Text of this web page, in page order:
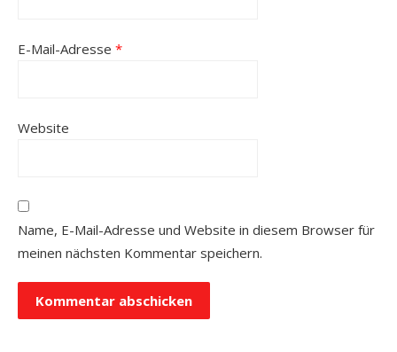
E-Mail-Adresse *
Website
Name, E-Mail-Adresse und Website in diesem Browser für
meinen nächsten Kommentar speichern.